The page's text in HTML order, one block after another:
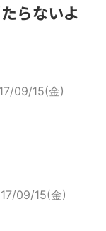
らないよ
09/15(金)
09/15(金)